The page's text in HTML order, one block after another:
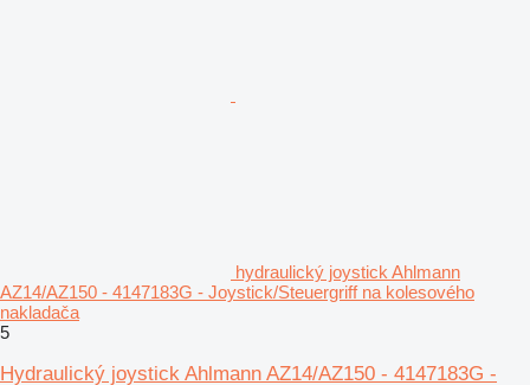
hydraulický joystick Ahlmann
AZ14/AZ150 - 4147183G - Joystick/Steuergriff na kolesového
nakladača
5
Hydraulický joystick Ahlmann AZ14/AZ150 - 4147183G -